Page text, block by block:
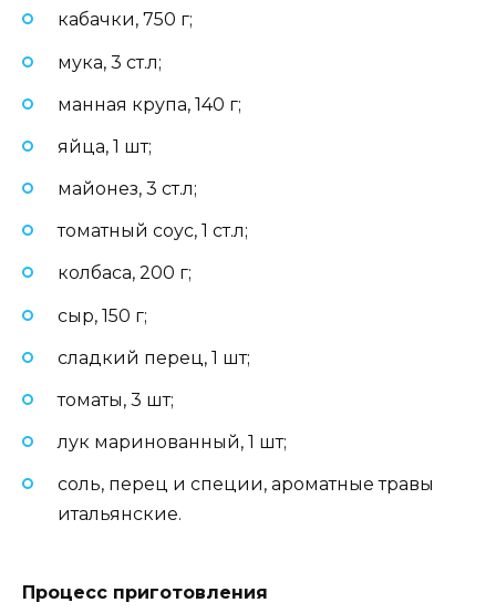
кабачки, 750 г;
мука, 3 ст.л;
манная крупа, 140 г;
яйца, 1 шт;
майонез, 3 ст.л;
томатный соус, 1 ст.л;
колбаса, 200 г;
сыр, 150 г;
сладкий перец, 1 шт;
томаты, 3 шт;
лук маринованный, 1 шт;
соль, перец и специи, ароматные травы
итальянские.
Процесс приготовления